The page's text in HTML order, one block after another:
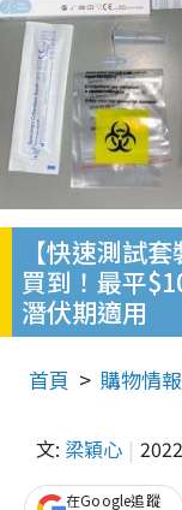
【快速測試
買到！最平
潛伏期適用
首頁 購物情報
文: 梁穎心
在Google追蹤